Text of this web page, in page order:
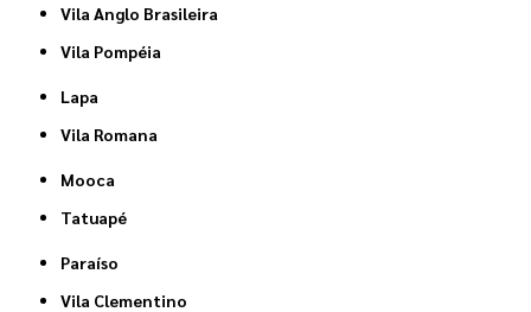
Vila Anglo Brasileira
Vila Pompéia
Lapa
Vila Romana
Mooca
Tatuapé
Paraíso
Vila Clementino